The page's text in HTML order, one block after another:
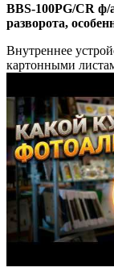
BBS-100PG/CR ф/
разворота,
Внутреннее
картонными